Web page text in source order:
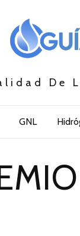
De
GNL